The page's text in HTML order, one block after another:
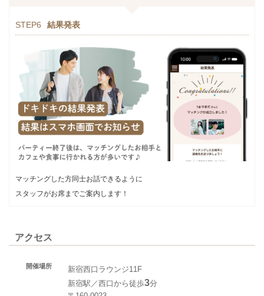
STEP6 結果発表
マッチングした方同士お話できるように
スタッフがお席までご案内します！
アクセス
開催場所
新宿西口ラウンジ11F
新宿駅／西口から徒歩3分